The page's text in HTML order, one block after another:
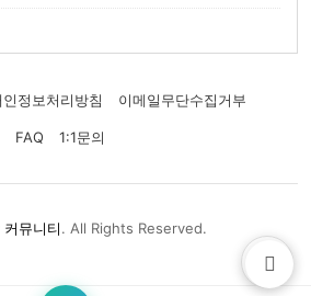
인정보처리방침 이메일무단수집거부
FAQ 1:1문의
뮤니티. All Rights Reserved.